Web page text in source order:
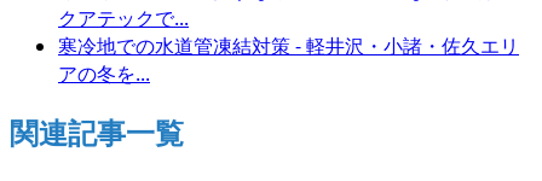
クアテックで...
寒冷地での水道管凍結対策 - 軽井沢・小諸・佐久エリ
アの冬を...
関連記事一覧